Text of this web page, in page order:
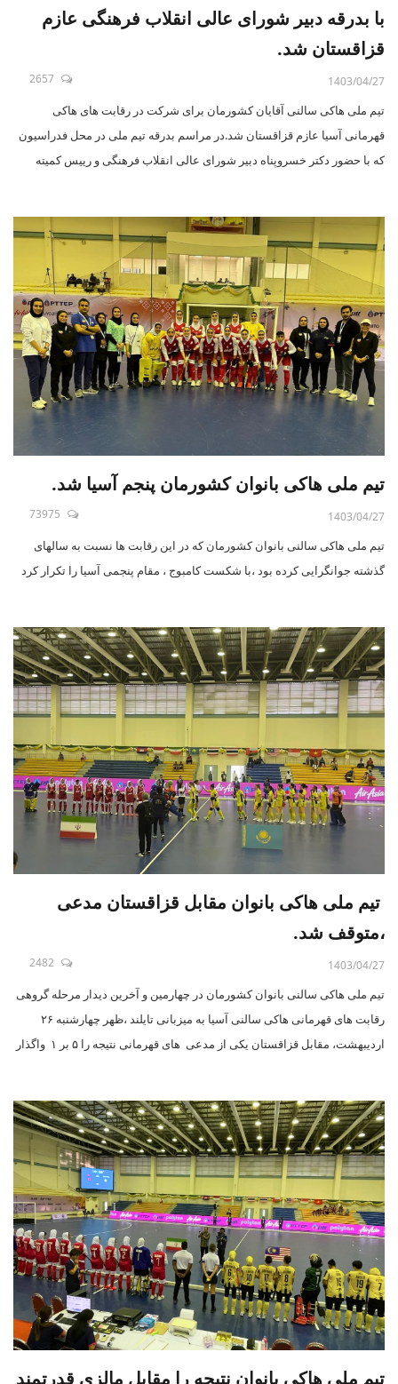
با بدرقه دبیر شورای عالی انقلاب فرهنگی عازم
قزاقستان شد.
1403/04/27
2657
تیم ملی هاکی سالنی آقایان کشورمان برای شرکت در رقابت های هاکی
قهرمانی آسیا عازم قزاقستان شد.در مراسم بدرقه تیم ملی در محل فدراسیون
که با حضور دکتر خسروپناه دبیر شورای عالی انقلاب فرهنگی و رییس کمیته
کشورمان گفت : از ابتدا حضور دکتر قدیمی با مدیریت جهادی و خالصانه و
دلسوزانه در فدراسیون هاکی در کنار ایشان بودیم و با استفاده از دانش و
تخصص و تجربه ایشان همانند
تیم ملی هاکی بانوان کشورمان پنجم آسیا شد.
1403/04/27
73975
تیم ملی هاکی سالنی بانوان کشورمان که در این رقابت ها نسبت به سالهای
گذشته جوانگرایی کرده بود ،با شکست کامبوج ، مقام پنجمی آسیا را تکرار کرد
تیم ملی هاکی بانوان مقابل قزاقستان مدعی
،متوقف شد.
1403/04/27
2482
تیم ملی هاکی سالنی بانوان کشورمان در چهارمین و آخرین دیدار مرحله گروهی
رقابت های قهرمانی هاکی سالنی آسیا به میزبانی تایلند ،ظهر چهارشنبه ۲۶
اردیبهشت، مقابل قزاقستان یکی از مدعی های قهرمانی نتیجه را ۵ بر ۱ واگذار
تیم ملی هاکی بانوان نتیجه را مقابل مالزی قدرتمند